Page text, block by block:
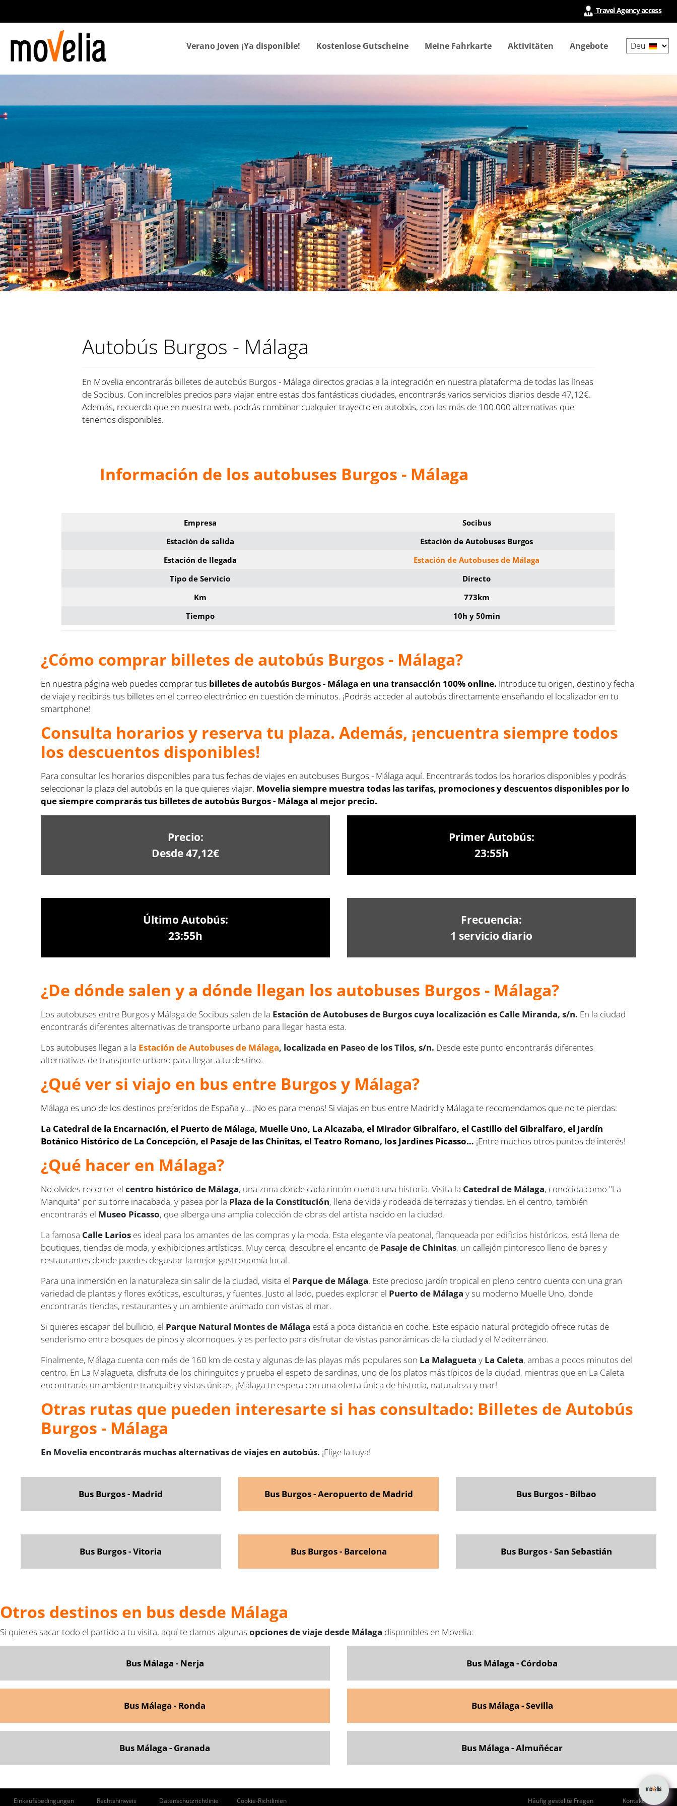
Travel Agency access
NavegaciónVerano Joven ¡Ya disponible! Kostenlose Gutscheine Meine Fahrkarte Aktivitäten Angebote
your
Autobús Burgos - Málaga
En Movelia encontrarás billetes de autobús Burgos - Málaga directos gracias a la integración en nuestra plataforma de todas las líneas
de Socibus. Con increíbles precios para viajar entre estas dos fantásticas ciudades, encontrarás varios servicios diarios desde 47,12€.
Además, recuerda que en nuestra web, podrás combinar cualquier trayecto en autobús, con las más de 100.000 alternativas que
tenemos disponibles.
Información de los autobuses Burgos - Málaga
Empresa
Socibus
Estación de salida
Estación de Autobuses Burgos
Estación de llegada
Estación de Autobuses de Málaga
Tipo de Servicio
Directo
Km
773km
Tiempo
10h y 50min
¿Cómo comprar billetes de autobús Burgos - Málaga?
En nuestra página web puedes comprar tus billetes de autobús Burgos - Málaga en una transacción 100% online. Introduce tu origen, destino y fecha
de viaje y recibirás tus billetes en el correo electrónico en cuestión de minutos. ¡Podrás acceder al autobús directamente enseñando el localizador en tu
smartphone!
Consulta horarios y reserva tu plaza. Además, ¡encuentra siempre todos
los descuentos disponibles!
Para consultar los horarios disponibles para tus fechas de viajes en autobuses Burgos - Málaga aquí. Encontrarás todos los horarios disponibles y podrás
seleccionar la plaza del autobús en la que quieres viajar. Movelia siempre muestra todas las tarifas, promociones y descuentos disponibles por lo
que siempre comprarás tus billetes de autobús Burgos - Málaga al mejor precio.
Precio:
Desde 47,12€
Primer Autobús:
23:55h
Último Autobús:
23:55h
Frecuencia:
1 servicio diario
¿De dónde salen y a dónde llegan los autobuses Burgos - Málaga?
Los autobuses entre Burgos y Málaga de Socibus salen de la Estación de Autobuses de Burgos cuya localización es Calle Miranda, s/n. En la ciudad
encontrarás diferentes alternativas de transporte urbano para llegar hasta esta.
Los autobuses llegan a la Estación de Autobuses de Málaga, localizada en Paseo de los Tilos, s/n. Desde este punto encontrarás diferentes
alternativas de transporte urbano para llegar a tu destino.
¿Qué ver si viajo en bus entre Burgos y Málaga?
Málaga es uno de los destinos preferidos de España y... ¡No es para menos! Si viajas en bus entre Madrid y Málaga te recomendamos que no te pierdas:
La Catedral de la Encarnación, el Puerto de Málaga, Muelle Uno, La Alcazaba, el Mirador Gibralfaro, el Castillo del Gibralfaro, el Jardín
Botánico Histórico de La Concepción, el Pasaje de las Chinitas, el Teatro Romano, los Jardines Picasso… ¡Entre muchos otros puntos de interés!
¿Qué hacer en Málaga?
No olvides recorrer elcentro histórico de Málaga, una zona donde cada rincón cuenta una historia. Visita la Catedral de Málaga, conocida como "La
Manquita" por su torre inacabada, y pasea por la Plaza de la Constitución, llena de vida y rodeada de terrazas y tiendas. En el centro, también
encontrarás el Museo Picasso, que alberga una amplia colección de obras del artista nacido en la ciudad.
La famosa Calle Larios es ideal para los amantes de las compras y la moda. Esta elegante vía peatonal, flanqueada por edificios históricos, está llena de
boutiques, tiendas de moda, y exhibiciones artísticas. Muy cerca, descubre el encanto de Pasaje de Chinitas, un callejón pintoresco lleno de bares y
restaurantes donde puedes degustar la mejor gastronomía local.
Para una inmersión en la naturaleza sin salir de la ciudad, visita el Parque de Málaga. Este precioso jardín tropical en pleno centro cuenta con una gran
variedad de plantas y flores exóticas, esculturas, y fuentes. Justo al lado, puedes explorar el Puerto de Málaga y su moderno Muelle Uno, donde
encontrarás tiendas, restaurantes y un ambiente animado con vistas al mar.
Si quieres escapar del bullicio, el Parque Natural Montes de Málaga está a poca distancia en coche. Este espacio natural protegido ofrece rutas de
senderismo entre bosques de pinos y alcornoques, y es perfecto para disfrutar de vistas panorámicas de la ciudad y el Mediterráneo.
Finalmente, Málaga cuenta con más de 160 km de costa y algunas de las playas más populares son La Malagueta y La Caleta, ambas a pocos minutos del
centro. En La Malagueta, disfruta de los chiringuitos y prueba el espeto de sardinas, uno de los platos más típicos de la ciudad, mientras que en La Caleta
encontrarás un ambiente tranquilo y vistas únicas. ¡Málaga te espera con una oferta única de historia, naturaleza y mar!
Otras rutas que pueden interesarte si has consultado: Billetes de Autobús
Burgos - Málaga
En Movelia encontrarás muchas alternativas de viajes en autobús. ¡Elige la tuya!
Bus Burgos - Madrid Bus Burgos - Aeropuerto de Madrid Bus Burgos - Bilbao
Bus Burgos - Vitoria Bus Burgos - Barcelona Bus Burgos - San Sebastián
Otros destinos en bus desde Málaga
Si quieres sacar todo el partido a tu visita, aquí te damos algunas opciones de viaje desde Málaga disponibles en Movelia:
Bus Málaga - Nerja
Bus Málaga - Ronda
Bus Málaga - Granada
Bus Málaga - Córdoba
Bus Málaga - Sevilla
Bus Málaga - Almuñécar
Einkaufsbedingungen Rechtshinweis Datenschutzrichtlinie Cookie-Richtlinien Kontakt
Häufig gestellte Fragen